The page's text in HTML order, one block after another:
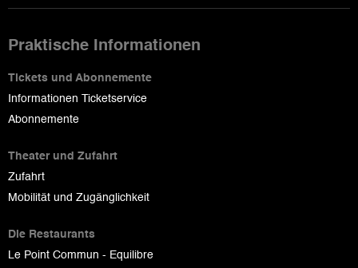
Praktische Informationen
Tickets und Abonnemente
Informationen Ticketservice
Abonnemente
Theater und Zufahrt
Zufahrt
Mobilität und Zugänglichkeit
Die Restaurants
Le Point Commun - Equilibre